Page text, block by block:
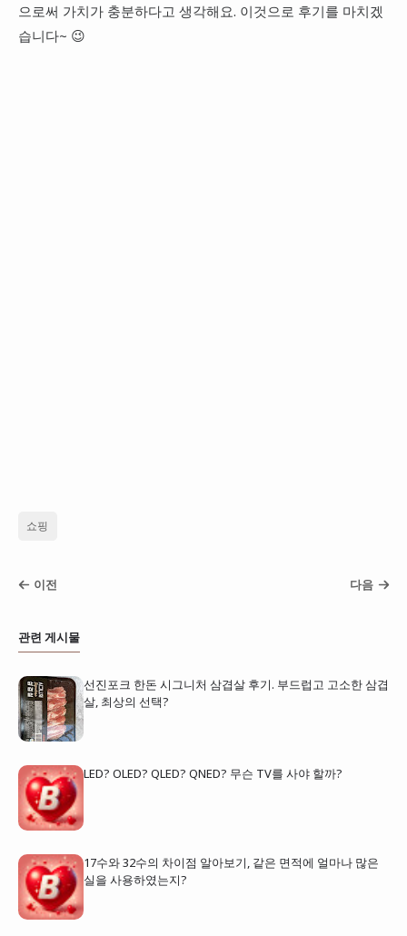
으로써 가치가 충분하다고 생각해요. 이것으로 후기를 마치겠
습니다~ 😉
쇼핑
이전 다음
관련 게시물
선진포크 한돈 시그니처 삼겹살 후기. 부드럽고 고소한 삼겹
살, 최상의 선택?
LED? OLED? QLED? QNED? 무슨 TV를 사야 할까?
17수와 32수의 차이점 알아보기, 같은 면적에 얼마나 많은
실을 사용하였는지?